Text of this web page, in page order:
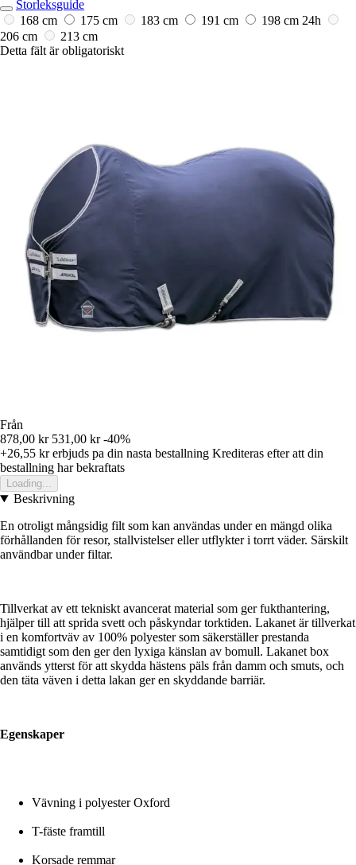
Storleksguide
168 cm
175 cm 183 cm 191 cm 198 cm 24h
206 cm
213 cm
Detta fält är obligatoriskt
Från
878,00 kr 531,00 kr -40%
+26,55 krerbjuds pa din nasta bestallning Krediteras efter att din
bestallning har bekraftats
Loading...
Beskrivning
En otroligt mångsidig filt som kan användas under en mängd olika
förhållanden för resor, stallvistelser eller utflykter i torrt väder. Särskilt
användbar under filtar.
Tillverkat av ett tekniskt avancerat material som ger fukthantering,
hjälper till att sprida svett och påskyndar torktiden. Lakanet är tillverkat
i en komfortväv av 100% polyester som säkerställer prestanda
samtidigt som den ger den lyxiga känslan av bomull. Lakanet box
används ytterst för att skydda hästens päls från damm och smuts, och
den täta väven i detta lakan ger en skyddande barriär.
Egenskaper
Vävning i polyester Oxford
T-fäste framtill
Korsade remmar